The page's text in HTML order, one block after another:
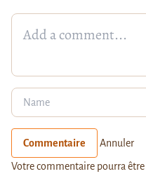
Commentaire Annuler
Votre commentaire pourra